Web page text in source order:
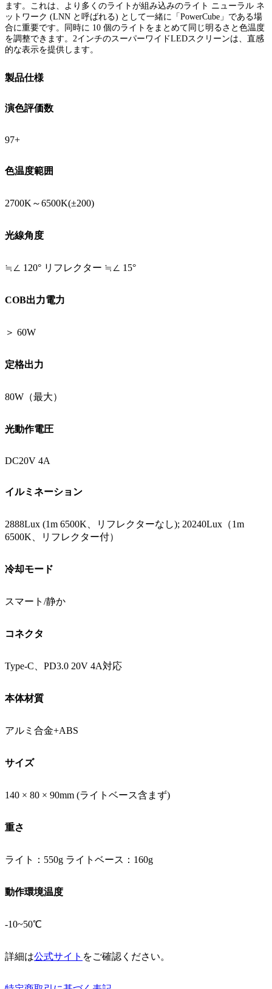
ます。これは、より多くのライトが組み込みのライト ニューラル ネ
ットワーク (LNN と呼ばれる) として一緒に「PowerCube」である場
合に重要です。同時に 10 個のライトをまとめて同じ明るさと色温度
を調整できます。2インチのスーパーワイドLEDスクリーンは、直感
的な表示を提供します。
製品仕様
演色評価数
97+
色温度範囲
2700K～6500K(±200)
光線角度
≒∠ 120° リフレクター ≒∠ 15°
COB出力電力
＞ 60W
定格出力
80W（最大）
光動作電圧
DC20V 4A
イルミネーション
2888Lux (1m 6500K、リフレクターなし); 20240Lux（1m
6500K、リフレクター付）
冷却モード
スマート/静か
コネクタ
Type-C、PD3.0 20V 4A対応
本体材質
アルミ合金+ABS
サイズ
140 × 80 × 90mm (ライトベース含まず)
重さ
ライト：550g ライトベース：160g
動作環境温度
-10~50℃
詳細は公式サイト をご確認ください。